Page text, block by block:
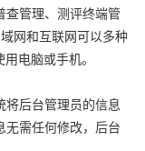
查管理、测评终端管
网和互联网可以多种
电脑或手机。
后台管理员的信息
无需任何修改，后台